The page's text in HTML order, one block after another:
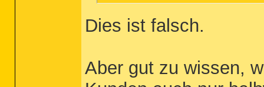
Dies ist falsch.
Aber gut zu wissen,